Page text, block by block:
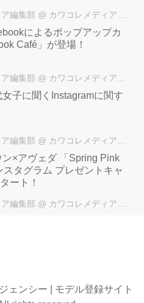
ボテンの大きさは
。
Lightingさん
6月 1 12:30午前 PDT
の形も、3種類の中から好
わせて変更できるのもステ
がシェアした投
4月 4 9:29午前 PDT
日のフィーリングや置く場所
せて、光るサボテンの形を
チェンジできちゃいます。
プレオーダー中なので、
編集部 @ カワコレメディア編集部
によるポップアップカ
Café」が登場！
編集部 @ カワコレメディア編集部
女子に聞くInstagramに関す
編集部 @ カワコレメディア編集部
×アヴェダ 「Spring Pink
スタグラム プレゼントキャ
ート！
編集部 @ カワコレメディア編集部
ェンシー | モデル登録サイト